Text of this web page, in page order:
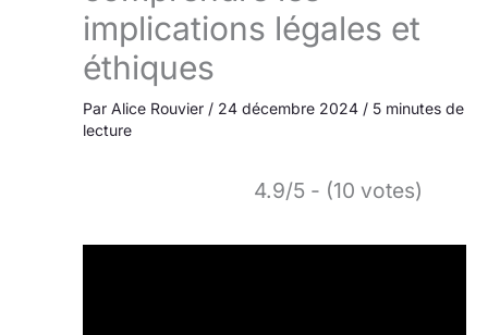
implications légales et
éthiques
Par Alice Rouvier / 24 décembre 2024 / 5 minutes de
lecture
4.9/5 - (10 votes)